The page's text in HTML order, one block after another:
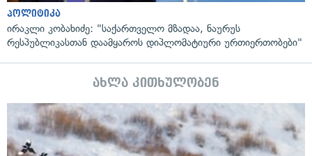
პოლიტიკა
ირაკლი კობახიძე: "საქართველო მზადაა, ნაურუს
რესპუბლიკასთან დაამყაროს დიპლომატიური ურთიერთობები"
ახლა კითხულობენ